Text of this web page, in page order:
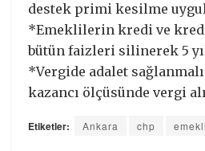
destek primi kesilme
*Emeklilerin kredi ve
bütün faizleri silinerek 5
*Vergide adalet
kazancı ölçüsünde vergi
Etiketler: Ankara chp emekli